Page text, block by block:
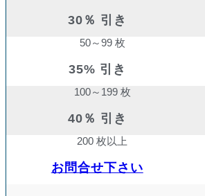
30％ 引き
50～99 枚
35% 引き
100～199 枚
40％ 引き
200 枚以上
お問合せ下さい